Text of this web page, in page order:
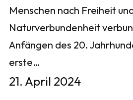
Menschen nach Freiheit
Naturverbundenheit
Anfängen des 20.
erste…
21. April 2024